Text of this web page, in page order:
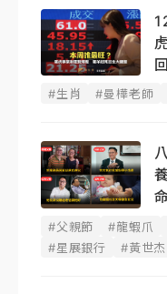
#生肖 #曼樺老師
#父親節 #龍蝦爪
#星展銀行
#黃世杰